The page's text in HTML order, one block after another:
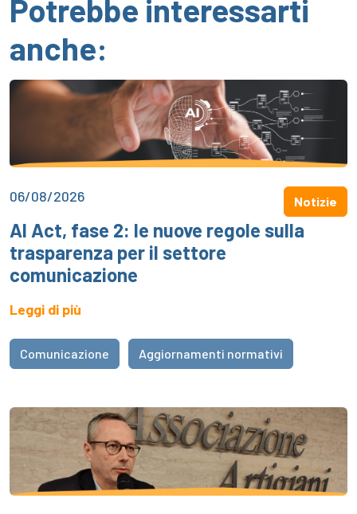
Potrebbe interessarti
anche:
06/08/2026 Notizie
AI Act, fase 2: le nuove regole sulla
trasparenza per il settore
comunicazione
Leggi di più
Comunicazione Aggiornamenti normativi